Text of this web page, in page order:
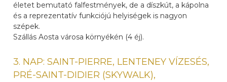
életet bemutató falfestmények, de a díszkút, a kápolna
és a reprezentatív funkciójú helyiségek is nagyon
szépek.
Szállás Aosta városa környékén (4 éj).
3. NAP: SAINT-PIERRE, LENTENEY VÍZESÉS,
PRÉ-SAINT-DIDIER (SKYWALK),